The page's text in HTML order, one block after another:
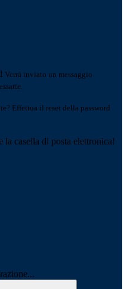
Verrà inviato un messaggio
Effettua il reset della password
casella di posta elettronica!